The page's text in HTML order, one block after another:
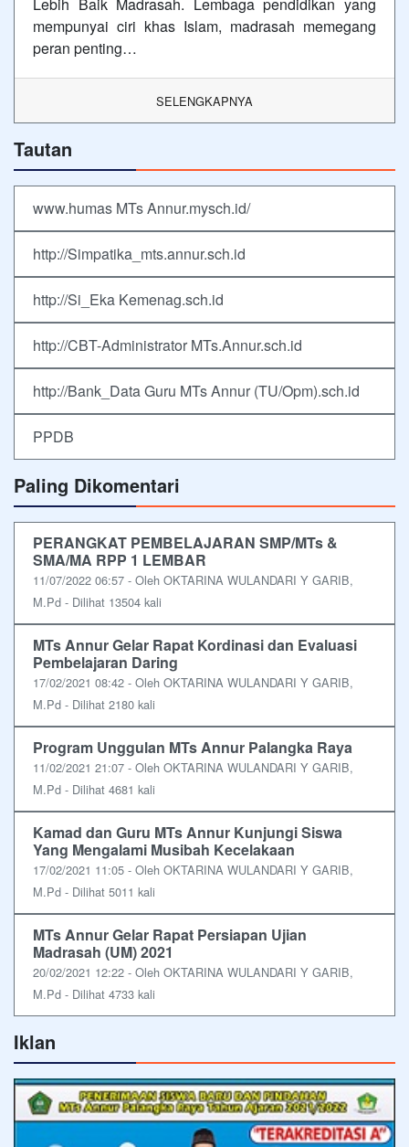
mempunyai ciri khas Islam, madrasah memegang
peran penting…
SELENGKAPNYA
Tautan
www.humas MTs Annur.mysch.id/
http://Simpatika_mts.annur.sch.id
http://Si_Eka Kemenag.sch.id
http://CBT-Administrator MTs.Annur.sch.id
http://Bank_Data Guru MTs Annur (TU/Opm).sch.id
PPDB
Paling Dikomentari
PERANGKAT PEMBELAJARAN SMP/MTs &
SMA/MA RPP 1 LEMBAR
11/07/2022 06:57 - Oleh OKTARINA WULANDARI Y GARIB,
M.Pd - Dilihat 13504 kali
MTs Annur Gelar Rapat Kordinasi dan Evaluasi
Pembelajaran Daring
17/02/2021 08:42 - Oleh OKTARINA WULANDARI Y GARIB,
M.Pd - Dilihat 2180 kali
Program Unggulan MTs Annur Palangka Raya
11/02/2021 21:07 - Oleh OKTARINA WULANDARI Y GARIB,
M.Pd - Dilihat 4681 kali
Kamad dan Guru MTs Annur Kunjungi Siswa
Yang Mengalami Musibah Kecelakaan
17/02/2021 11:05 - Oleh OKTARINA WULANDARI Y GARIB,
M.Pd - Dilihat 5011 kali
MTs Annur Gelar Rapat Persiapan Ujian
Madrasah (UM) 2021
20/02/2021 12:22 - Oleh OKTARINA WULANDARI Y GARIB,
M.Pd - Dilihat 4733 kali
Iklan